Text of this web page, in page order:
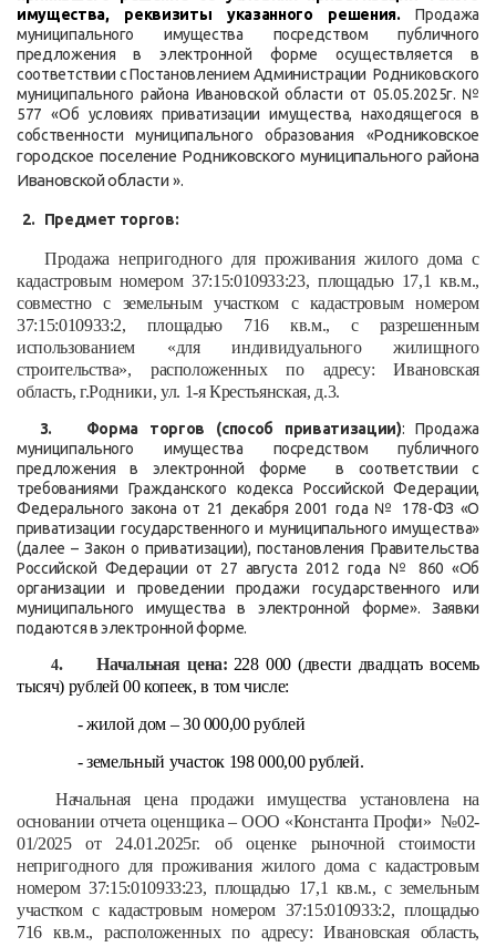
имущества, реквизиты указанного решения.
Продажа
муниципального имущества посредством публичного
предложения в электронной форме осуществляется в
соответствии с Постановлением Администрации Родниковского
муниципального района Ивановской области от 05.05.2025г. №
577 «Об условиях приватизации имущества, находящегося в
собственности муниципального образования «Родниковское
городское поселение Родниковского муниципального района
Ивановской области ».
2. Предмет торгов:
Продажа непригодного для проживания жилого дома с
кадастровым номером 37:15:010933:23, площадью 17,1 кв.м.,
совместно с земельным участком с кадастровым номером
37:15:010933:2, площадью 716 кв.м., с разрешенным
использованием «для индивидуального жилищного
строительства», расположенных по адресу: Ивановская
область, г.Родники, ул. 1-я Крестьянская, д.3.
3. Форма торгов (способ приватизации): Продажа
муниципального имущества посредством публичного
предложения в электронной форме в соответствии с
требованиями Гражданского кодекса Российской Федерации,
Федерального закона от 21 декабря 2001 года № 178-ФЗ «О
приватизации государственного и муниципального имущества»
(далее – Закон о приватизации), постановления Правительства
Российской Федерации от 27 августа 2012 года № 860 «Об
организации и проведении продажи государственного или
муниципального имущества в электронной форме». Заявки
подаются в электронной форме.
4. Начальная цена: 228 000 (двести двадцать восемь
тысяч) рублей 00 копеек, в том числе:
- жилой дом – 30 000,00 рублей
- земельный участок 198 000,00 рублей.
Начальная цена продажи имущества установлена на
основании отчета оценщика – ООО «Константа Профи» №02-
01/2025 от 24.01.2025г. об оценке рыночной стоимости
непригодного для проживания жилого дома с кадастровым
номером 37:15:010933:23, площадью 17,1 кв.м., с земельным
участком с кадастровым номером 37:15:010933:2, площадью
716 кв.м., расположенных по адресу: Ивановская область,